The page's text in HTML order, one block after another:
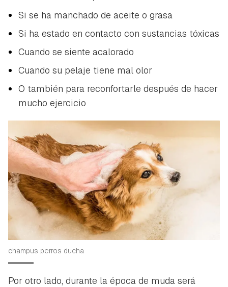
Si se ha manchado de aceite o grasa
Si ha estado en contacto con sustancias tóxicas
Cuando se siente acalorado
Cuando su pelaje tiene mal olor
O también para reconfortarle después de hacer
mucho ejercicio
champus perros ducha
Por otro lado, durante la época de muda será